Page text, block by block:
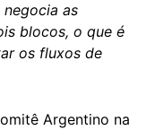
negocia as
blocos, o que é
os fluxos de
Argentino na